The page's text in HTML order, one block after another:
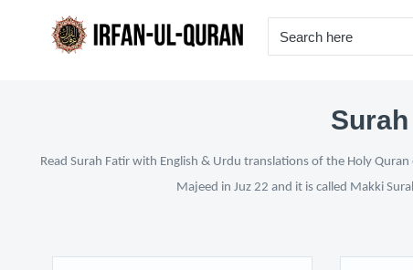
Read Surah Fatir with English & Urdu translations of the Holy
Majeed in Juz 22 and it is called Makki